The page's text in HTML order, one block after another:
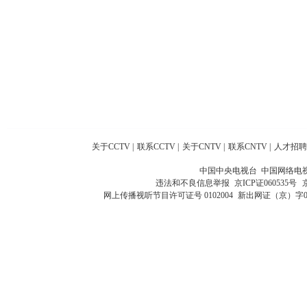
关于CCTV 联系CCTV 关于CNTV 联系CNTV 人才招聘
中国中央电视台 中国网络电
违法和不良信息举报 京ICP证060535号
网上传播视听节目许可证号 0102004 新出网证（京）